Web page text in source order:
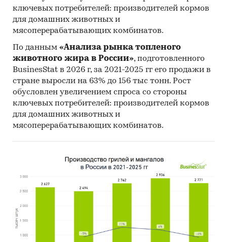
поставок в 18 раз, а сальдо торгового баланса
было положительное и составляло 35,9 тыс.т.
- Главными игроками среди российских
производителей являются ООО `ЛУКОЙЛ-
НИЖЕГОРОДНЕФТЕОРГСИНТЕЗ`, ПАО
`СЛАВНЕФТЬ-ЯНОС`, ООО `ЗАВОД
СИНТАНОЛОВ`.
- Лучшие производственные показатели
демонстрирует Приволжский ФО с объемом
выпуска продукции, составляющим 179 тыс.т
является Германия (более 25%), ведущий
поставщик воска - SOLENIS LLC (6,9%).
- Большую часть продукции российских
экспортеров покупает Великобритания (более
32%), крупнейший покупатель - WEMBLEY
CHEMICALS & SUPPLIES LTD (32,7%).
Данные игроков ВЭД:
ключевых потребителей: производителей кормов
для домашних животных и
мясоперерабатывающих комбинатов.
По данным «Анализа рынка топленого
животного жира в России», подготовленного
BusinesStat в 2026 г, за 2021-2025 гг его продажи в
стране выросли на 63% до 156 тыс тонн. Рост
обусловлен увеличением спроса со стороны
ключевых потребителей: производителей кормов
для домашних животных и
мясоперерабатывающих комбинатов.